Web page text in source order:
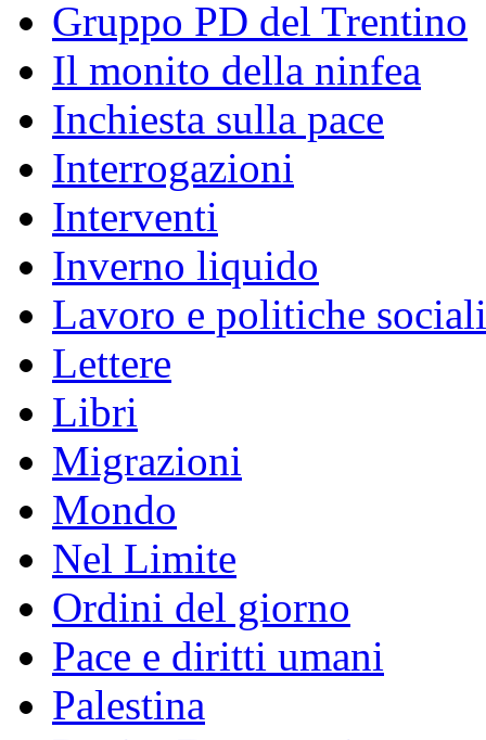
Gruppo PD del Trentino
Il monito della ninfea
Inchiesta sulla pace
Interrogazioni
Interventi
Inverno liquido
Lavoro e politiche sociali
Lettere
Libri
Migrazioni
Mondo
Nel Limite
Ordini del giorno
Pace e diritti umani
Palestina